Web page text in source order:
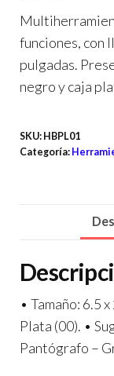
funciones, con
pulgadas.
negro y caja
SKU: HBPL01
Categoría:
• Tamaño: 6.5
Plata (00). •
Pantógrafo –